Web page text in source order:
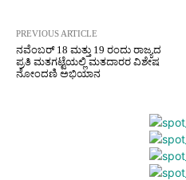
PREVIOUS ARTICLE
ನವೆಂಬರ್ 18 ಮತ್ತು 19 ರಂದು ರಾಜ್ಯದ
ಪ್ರತಿ ಮತಗಟ್ಟೆಯಲ್ಲಿ ಮತದಾರರ ವಿಶೇಷ
ನೋಂದಣಿ ಅಭಿಯಾನ